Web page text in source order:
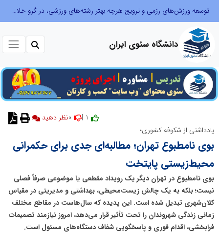
توسعه ورزش‌های رزمی و ترویج هرچه بهتر رشته‌های ورزشی، در گرو خلاقیت و نوآوری است
دانشگاه سئوی ایران
نظر دهید
یادداشتی از شکوفه کشوری؛
بوی نامطبوع تهران؛ مطالبه‌ای جدی برای حکمرانی
محیط‌زیستی پایتخت
بوی نامطبوع در تهران دیگر یک رویداد مقطعی یا موضوعی صرفاً فصلی
نیست؛ بلکه به یک چالش زیست‌محیطی، بهداشتی و مدیریتی در مقیاس
کلان‌شهری تبدیل شده است. این پدیده که سال‌هاست در مقاطع مختلف
زمانی زندگی شهروندان را تحت تأثیر قرار می‌دهد، امروز نیازمند تصمیمات
فرابخشی، اقدام فوری و پاسخگویی شفاف دستگاه‌های مسئول است.